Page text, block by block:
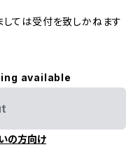
しては受付を致しかねます
available
の方向け